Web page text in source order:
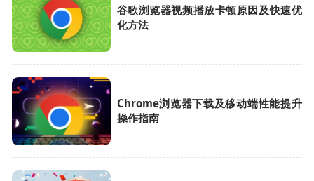
谷歌浏览器视频播放卡顿原因及快速优
化方法
Chrome浏览器下载及移动端性能提升
操作指南